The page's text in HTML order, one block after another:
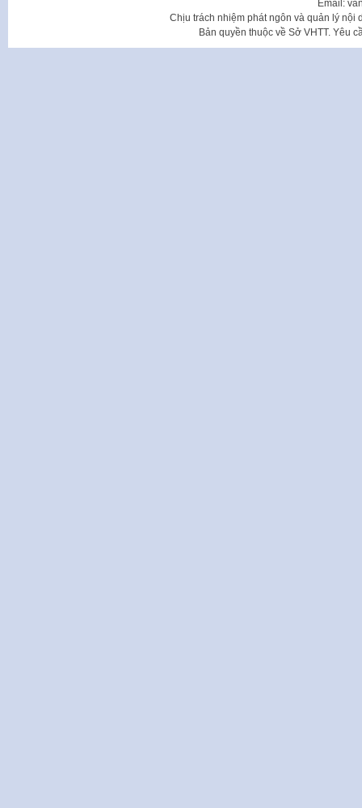
Email:
Chịu trách nhiệm phát ngôn và quản lý nội
Bản quyền thuộc về Sở VHTT. Yêu